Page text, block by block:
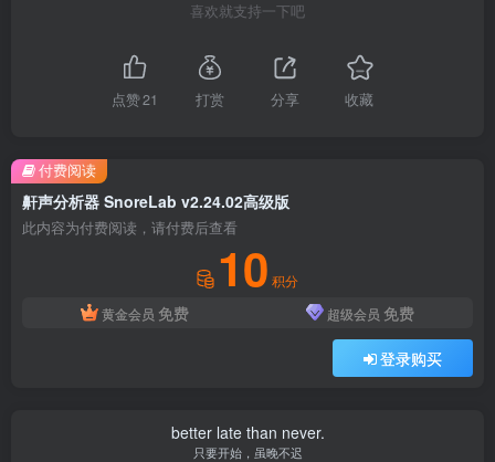
喜欢就支持一下吧
点赞21 打赏 分享 收藏
鼾声分析器 SnoreLab v2.24.02高级版
此内容为付费阅读，请付费后查看
10 积分
黄金会员 免费 超级会员 免费
登录购买
付费阅读
better late than never.
只要开始，虽晚不迟